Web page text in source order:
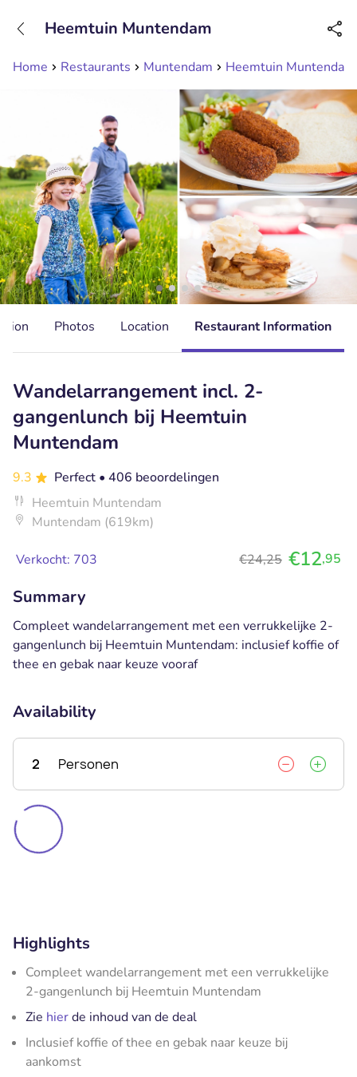
Available until 23:00
Home Restaurants Muntendam Heemtuin Muntendam
Heemtuin Muntendam
Photos Location Restaurant Information
Wandelarrangement incl. 2-
gangenlunch bij Heemtuin
Muntendam
9.3 Perfect • 406 beoordelingen
Heemtuin Muntendam
Muntendam (619km)
Verkocht: 703 €24,25 €12,95
Summary
Compleet wandelarrangement met een verrukkelijke 2-
gangenlunch bij Heemtuin Muntendam: inclusief koffie of
thee en gebak naar keuze vooraf
Availability
2 Personen
Highlights
Compleet wandelarrangement met een verrukkelijke
2-gangenlunch bij Heemtuin Muntendam
Zie hierde inhoud van de deal
Inclusief koffie of thee en gebak naar keuze bij
aankomst